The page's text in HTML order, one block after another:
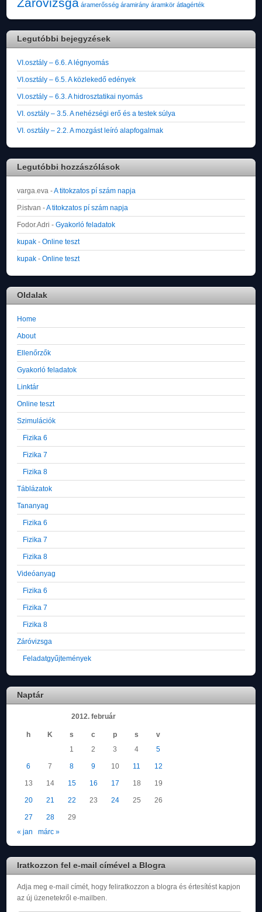
áramerősség áramirány áramkör átlagérték
Legutóbbi bejegyzések
VI.osztály – 6.6. A légnyomás
VI.osztály – 6.5. A közlekedő edények
VI.osztály – 6.3. A hidrosztatikai nyomás
VI. osztály – 3.5. A nehézségi erő és a testek súlya
VI. osztály – 2.2. A mozgást leíró alapfogalmak
Legutóbbi hozzászólások
varga.eva -A titokzatos pí szám napja
P.istvan -A titokzatos pí szám napja
Fodor.Adri -Gyakorló feladatok
kupak -Online teszt
kupak -Online teszt
Oldalak
Home
About
Ellenőrzők
Gyakorló feladatok
Linktár
Online teszt
Szimulációk
Fizika 6
Fizika 7
Fizika 8
Táblázatok
Tananyag
Fizika 6
Fizika 7
Fizika 8
Videóanyag
Fizika 6
Fizika 7
Fizika 8
Záróvizsga
Feladatgyűjtemények
Naptár
2012. február
h K s c p s
v
1
2 3 4 5
6 7 8 9 10 11 12
13 14 15 16 17 18 19
20 21 22 23 24 25 26
27 28
29
« jan
márc »
Iratkozzon fel e-mail címével a Blogra
Adja meg e-mail címét, hogy feliratkozzon a blogra és értesítést kapjon
az új üzenetekről e-mailben.